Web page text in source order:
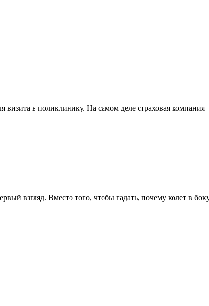
в поликлинику. На самом деле страховая
взгляд. Вместо того, чтобы гадать, почему колет в